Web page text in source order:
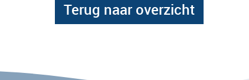
Terug naar overzicht